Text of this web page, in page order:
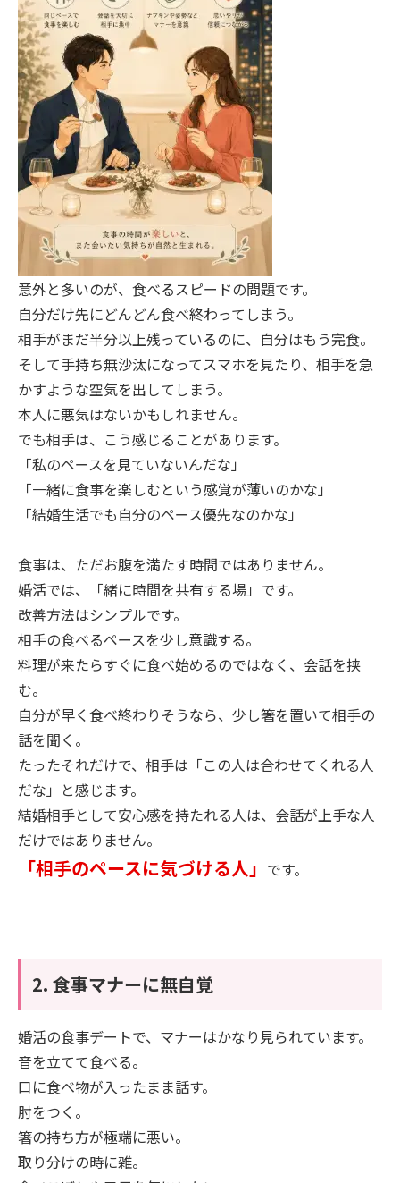
意外と多いのが、食べるスピードの問題です。
自分だけ先にどんどん食べ終わってしまう。
相手がまだ半分以上残っているのに、自分はもう完食。
そして手持ち無沙汰になってスマホを見たり、相手を急
かすような空気を出してしまう。
本人に悪気はないかもしれません。
でも相手は、こう感じることがあります。
「私のペースを見ていないんだな」
「一緒に食事を楽しむという感覚が薄いのかな」
「結婚生活でも自分のペース優先なのかな」
食事は、ただお腹を満たす時間ではありません。
婚活では、「緒に時間を共有する場」です。
改善方法はシンプルです。
相手の食べるペースを少し意識する。
料理が来たらすぐに食べ始めるのではなく、会話を挟
む。
自分が早く食べ終わりそうなら、少し箸を置いて相手の
話を聞く。
たったそれだけで、相手は「この人は合わせてくれる人
だな」と感じます。
結婚相手として安心感を持たれる人は、会話が上手な人
だけではありません。
「相手のペースに気づける人」 です。
2. 食事マナーに無自覚
婚活の食事デートで、マナーはかなり見られています。
音を立てて食べる。
口に食べ物が入ったまま話す。
肘をつく。
箸の持ち方が極端に悪い。
取り分けの時に雑。